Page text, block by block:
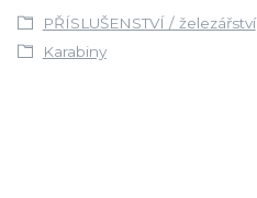
PŘÍSLUŠENSTVÍ / železářství
Karabiny